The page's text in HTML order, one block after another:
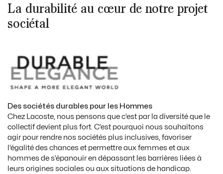
La durabilité au cœur de notre projet
sociétal
Des sociétés durables pour les Hommes
Chez Lacoste, nous pensons que c’est par la diversité que le
collectif devient plus fort. C’est pourquoi nous souhaitons
agir pour rendre nos sociétés plus inclusives, favoriser
l’égalité des chances et permettre aux femmes et aux
hommes de s’épanouir en dépassant les barrières liées à
leurs origines sociales ou aux situations de handicap.